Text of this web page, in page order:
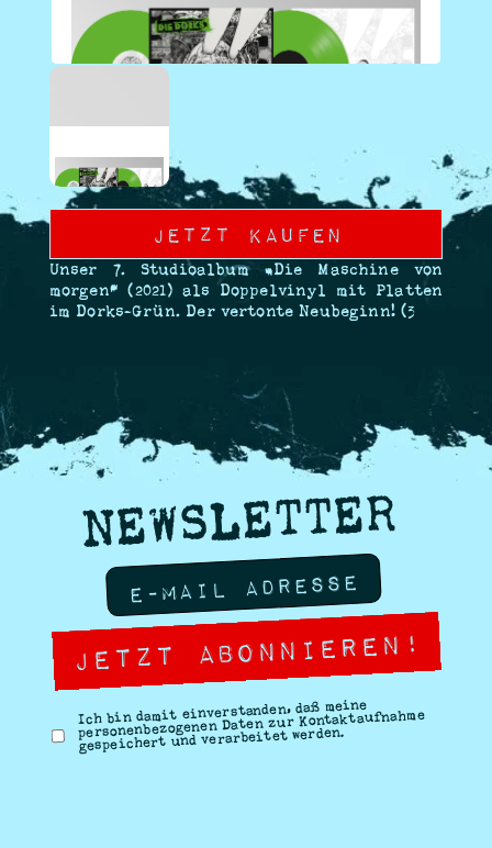
Jetzt Kaufen
Unser 7. Studioalbum „Die Maschine von
morgen“ (2021) als Doppelvinyl mit Platten
im Dorks-Grün. Der vertonte Neubeginn! <3
NEWSLETTER
Ich bin damit einverstanden, daß meine
personenbezogenen Daten zur Kontaktaufnahme
gespeichert und verarbeitet werden.